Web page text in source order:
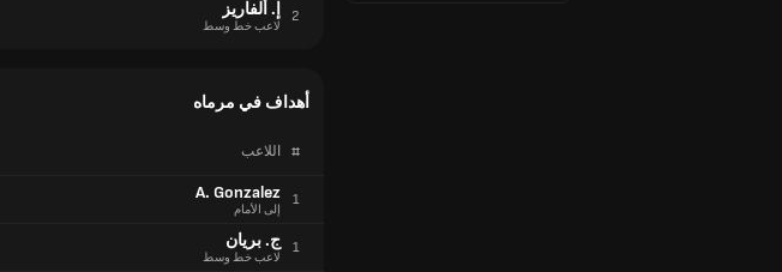
2 إ. ألفاريز
لاعب خط وسط
أهداف في مرماه
# اللاعب
1
A. Gonzalez
إلى الأمام
1 ج. بريان
لاعب خط وسط